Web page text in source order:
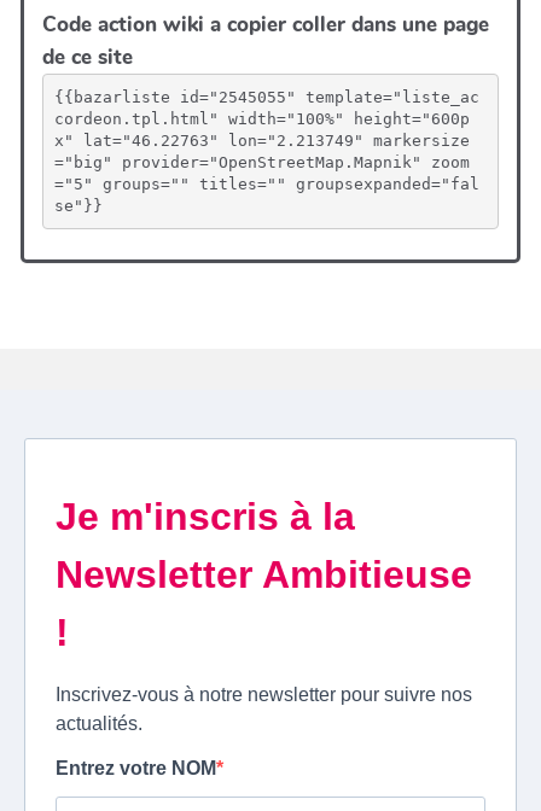
Code action wiki a copier coller dans une page
de ce site
{{bazarliste id="2545055" template="liste_ac
cordeon.tpl.html" width="100%" height="600p
x" lat="46.22763" lon="2.213749" markersize
="big" provider="OpenStreetMap.Mapnik" zoom
="5" groups="" titles="" groupsexpanded="fal
se"}}